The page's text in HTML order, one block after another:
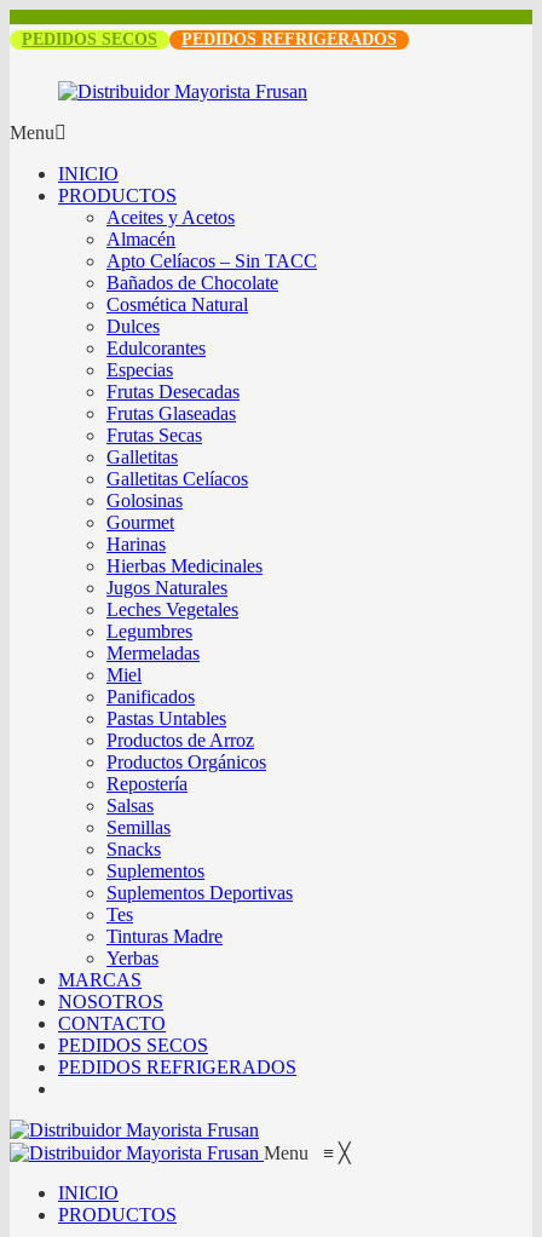
PEDIDOS SECOS PEDIDOS REFRIGERADOS
Menu
INICIO
PRODUCTOS
Aceites y Acetos
Almacén
Apto Celíacos – Sin TACC
Bañados de Chocolate
Cosmética Natural
Dulces
Edulcorantes
Especias
Frutas Desecadas
Frutas Glaseadas
Frutas Secas
Galletitas
Galletitas Celíacos
Golosinas
Gourmet
Harinas
Hierbas Medicinales
Jugos Naturales
Leches Vegetales
Legumbres
Mermeladas
Miel
Panificados
Pastas Untables
Productos de Arroz
Productos Orgánicos
Repostería
Salsas
Semillas
Snacks
Suplementos
Suplementos Deportivas
Tes
Tinturas Madre
Yerbas
MARCAS
NOSOTROS
CONTACTO
PEDIDOS SECOS
PEDIDOS REFRIGERADOS
Menu ≡ ╳
INICIO
PRODUCTOS